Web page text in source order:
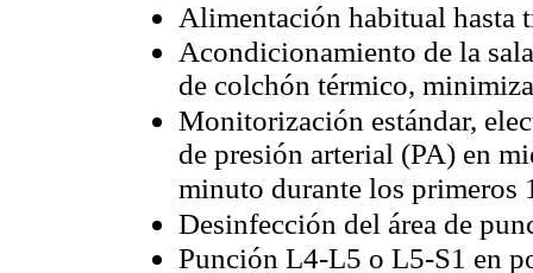
Alimentación habitual hasta
Acondicionamiento de la
de colchón térmico,
Monitorización estándar,
de presión arterial (PA) en
minuto durante los primeros
Desinfección del área de
Punción L4-L5 o L5-S1 en